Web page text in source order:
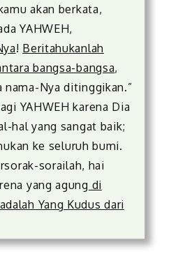
akan berkata,
YAHWEH,
! Beritahukanlah
bangsa-bangsa,
nama-Nya ditinggikan.”
YAHWEH karena Dia
hal yang sangat baik;
ke seluruh bumi.
sorailah, hai
yang agung di
Yang Kudus dari